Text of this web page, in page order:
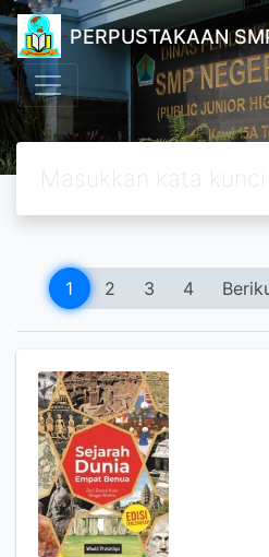
PERPUSTAKAAN
1 2 3 4